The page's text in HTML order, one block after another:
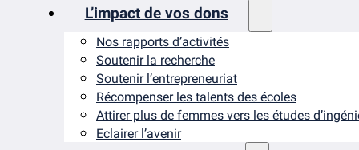
L’impact de vos dons
Nos rapports d’activités
Soutenir la recherche
Soutenir l’entrepreneuriat
Récompenser les talents des écoles
Attirer plus de femmes vers les études
Eclairer l’avenir